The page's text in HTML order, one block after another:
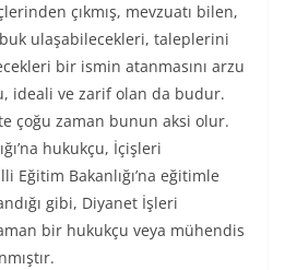
çıkmış, mevzuatı bilen,
ulaşabilecekleri, taleplerini
bir ismin atanmasını arzu
ideali ve zarif olan da budur.
çoğu zaman bunun aksi olur.
hukukçu, İçişleri
Eğitim Bakanlığı’na eğitimle
gibi, Diyanet İşleri
bir hukukçu veya mühendis